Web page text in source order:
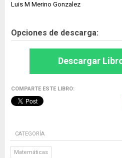
Luis M Merino Gonzalez
Opciones de descarga:
Descargar
COMPARTE ESTE LIBRO:
CATEGORÍA
Matemáticas